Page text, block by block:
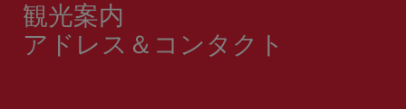
観光案内
アドレス＆コンタクト